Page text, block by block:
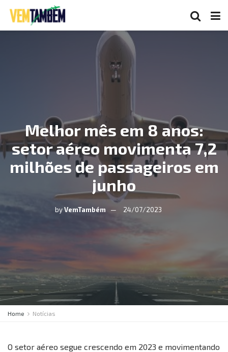
Melhor mês em 8 anos:
setor aéreo movimenta 7,2
milhões de passageiros em
junho
byVemTambém 24/07/2023
Home Notícias
O setor aéreo segue crescendo em 2023 e movimentando